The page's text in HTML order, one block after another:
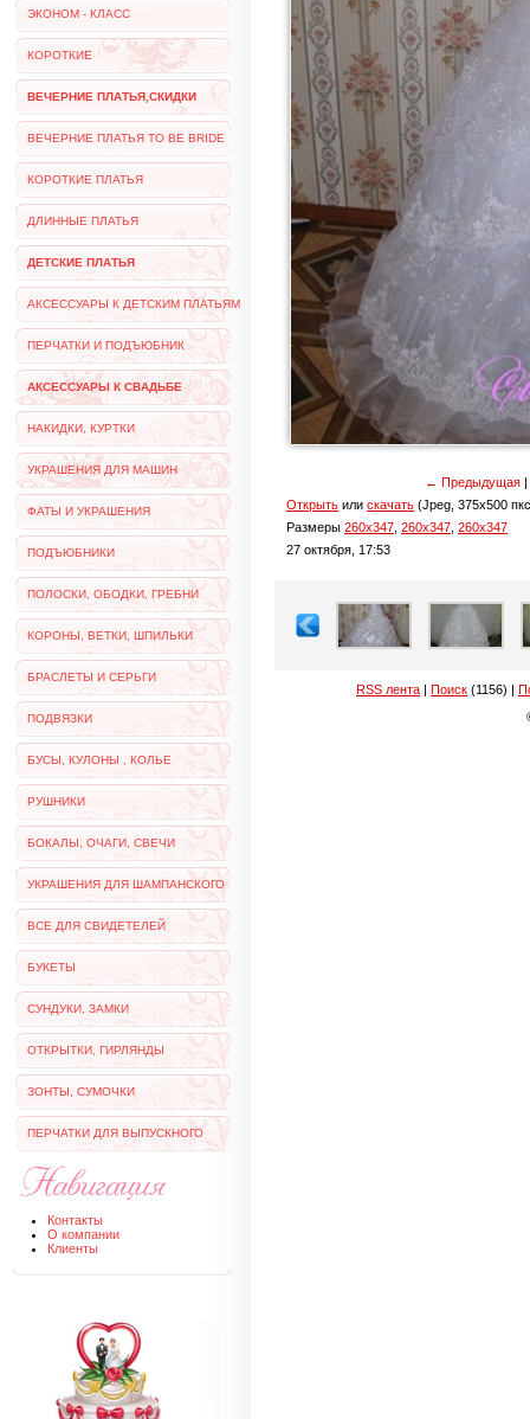
← Предыдущая
Открыть или скачать (Jpeg, 375x500
Размеры 260x347 260x347 260x347
27 октября, 17:53
RSS лента Поиск (1156) |
ЭКОНОМ - КЛАСС
КОРОТКИЕ
ВЕЧЕРНИЕ ПЛАТЬЯ,СКИДКИ
ВЕЧЕРНИЕ ПЛАТЬЯ TO BE BRIDE
КОРОТКИЕ ПЛАТЬЯ
ДЛИННЫЕ ПЛАТЬЯ
ДЕТСКИЕ ПЛАТЬЯ
АКСЕССУАРЫ К ДЕТСКИМ ПЛАТЬЯМ
ПЕРЧАТКИ И ПОДЪЮБНИК
АКСЕССУАРЫ К СВАДЬБЕ
НАКИДКИ, КУРТКИ
УКРАШЕНИЯ ДЛЯ МАШИН
ФАТЫ И УКРАШЕНИЯ
ПОДЪЮБНИКИ
ПОЛОСКИ, ОБОДКИ, ГРЕБНИ
КОРОНЫ, ВЕТКИ, ШПИЛЬКИ
БРАСЛЕТЫ И СЕРЬГИ
ПОДВЯЗКИ
БУСЫ, КУЛОНЫ , КОЛЬЕ
РУШНИКИ
БОКАЛЫ, ОЧАГИ, СВЕЧИ
УКРАШЕНИЯ ДЛЯ ШАМПАНСКОГО
ВСЕ ДЛЯ СВИДЕТЕЛЕЙ
БУКЕТЫ
СУНДУКИ, ЗАМКИ
ОТКРЫТКИ, ГИРЛЯНДЫ
ЗОНТЫ, СУМОЧКИ
ПЕРЧАТКИ ДЛЯ ВЫПУСКНОГО
Контакты
О компании
Клиенты